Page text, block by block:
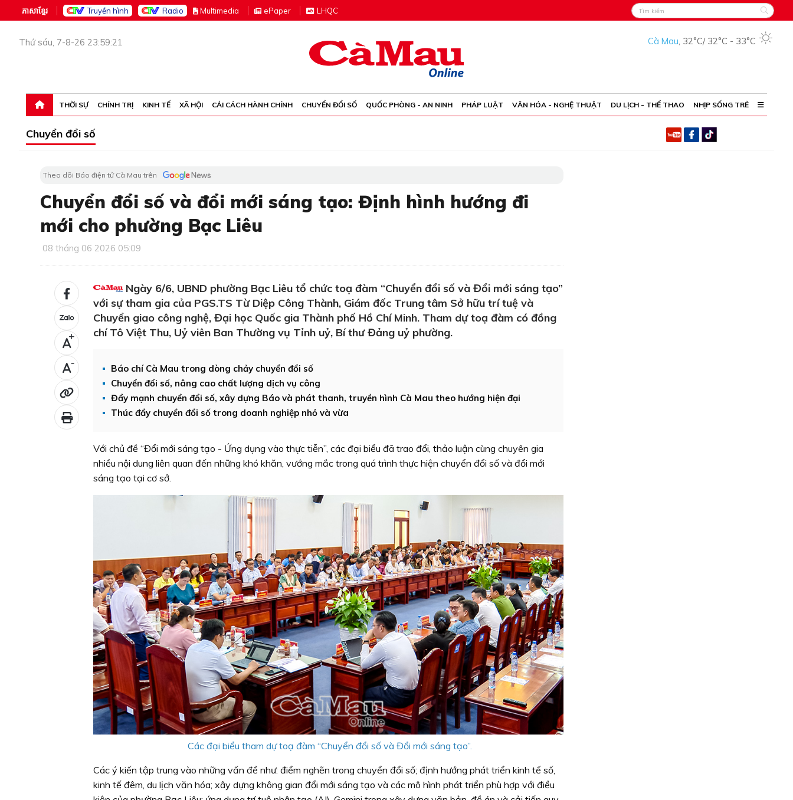
ភាសាខ្មែរ Truyền hình Radio Multimedia ePaper LHQC
Thứ sáu, 7-8-26 23:59:21 Cà Mau, 32°C/ 32°C - 33°C
THỜI SỰ CHÍNH TRỊ KINH TẾ XÃ HỘI CẢI CÁCH HÀNH CHÍNH CHUYỂN ĐỔI SỐ QUỐC PHÒNG - AN NINH PHÁP LUẬT VĂN HÓA - NGHỆ THUẬT DU LỊCH - THỂ THAO NHỊP SỐNG TRẺ
Chuyển đổi số
Theo dõi Báo điện tử Cà Mau trên
Chuyển đổi số và đổi mới sáng tạo: Định hình hướng đi
mới cho phường Bạc Liêu
08 tháng 06 2026 05:09
+
-
Ngày 6/6, UBND phường Bạc Liêu tổ chức toạ đàm “Chuyển đổi số và Đổi mới sáng tạo”
với sự tham gia của PGS.TS Từ Diệp Công Thành, Giám đốc Trung tâm Sở hữu trí tuệ và
Chuyển giao công nghệ, Đại học Quốc gia Thành phố Hồ Chí Minh. Tham dự toạ đàm có đồng
chí Tô Việt Thu, Uỷ viên Ban Thường vụ Tỉnh uỷ, Bí thư Đảng uỷ phường.
Báo chí Cà Mau trong dòng chảy chuyển đổi số
Chuyển đổi số, nâng cao chất lượng dịch vụ công
Đẩy mạnh chuyển đổi số, xây dựng Báo và phát thanh, truyền hình Cà Mau theo hướng hiện đại
Thúc đẩy chuyển đổi số trong doanh nghiệp nhỏ và vừa
Với chủ đề “Đổi mới sáng tạo - Ứng dụng vào thực tiễn”, các đại biểu đã trao đổi, thảo luận cùng chuyên gia
nhiều nội dung liên quan đến những khó khăn, vướng mắc trong quá trình thực hiện chuyển đổi số và đổi mới
sáng tạo tại cơ sở.
Các đại biểu tham dự toạ đàm “Chuyển đổi số và Đổi mới sáng tạo”.
Các ý kiến tập trung vào những vấn đề như: điểm nghẽn trong chuyển đổi số; định hướng phát triển kinh tế số,
kinh tế đêm, du lịch văn hóa; xây dựng không gian đổi mới sáng tạo và các mô hình phát triển phù hợp với điều